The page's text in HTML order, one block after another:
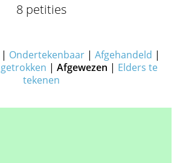
8 petities
| Ondertekenbaar |Afgehandeld |
| Afgewezen | Elders te
tekenen